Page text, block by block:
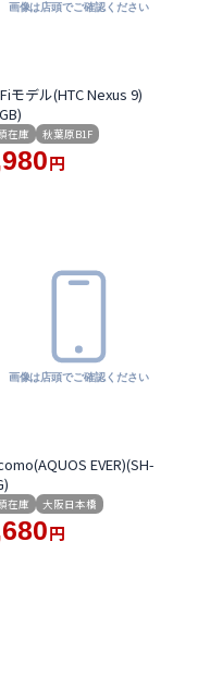
モデル(HTC Nexus 9)
在庫 秋葉原B1F
円
EVER)(SH-
在庫 大阪日本橋
円